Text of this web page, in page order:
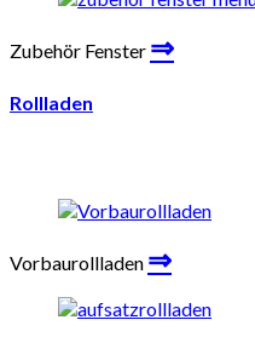
Zubehör Fenster ⇒
Rollladen
Vorbaurollladen ⇒